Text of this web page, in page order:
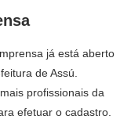
já está aberto
de Assú.
profissionais da
efetuar o cadastro.